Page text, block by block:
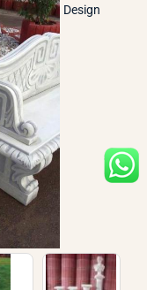
Design